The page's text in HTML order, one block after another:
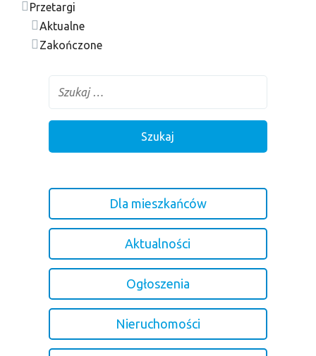
Przetargi
Aktualne
Zakończone
Dla mieszkańców
Aktualności
Ogłoszenia
Nieruchomości